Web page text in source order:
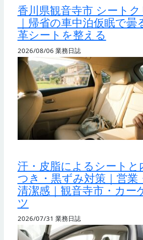
香川県観音寺市 シート
｜帰省の車中泊仮眠で曇
革シートを整える
2026/08/06 業務日誌
汗・皮脂によるシートと
つき・黒ずみ対策｜営業
清潔感｜観音寺市・カー
ツ
2026/07/31 業務日誌